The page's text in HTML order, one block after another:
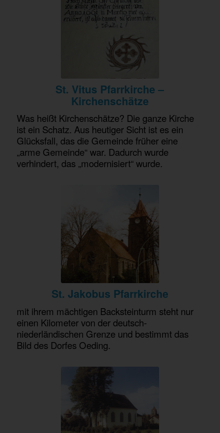
St. Vitus Pfarrkirche –
Kirchenschätze
Was heißt Kirchenschätze? Die ganze Kirche
ist ein Schatz. Aus heutiger Sicht ist es ein
Glücksfall, das die Gemeinde früher eine
„arme Gemeinde“ war. Dadurch wurde
verhindert, das „modernisiert“ wurde.
St. Jakobus Pfarrkirche
mit ihrem mächtigen Backsteinturm steht nur
einen Kilometer von der deutsch-
niederländischen Grenze und bestimmt das
Bild des Dorfes Oeding.